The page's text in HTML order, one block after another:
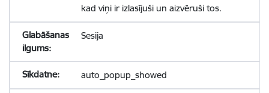
kad viņi ir izlasījuši un aizvēruši tos.
Sesija
auto_popup_showed